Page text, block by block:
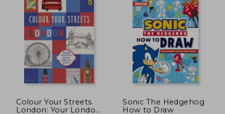
45% $ 35.83 45%
Colour Your Streets.
London: Your London
Sonic The Hedgehog
How to Draw